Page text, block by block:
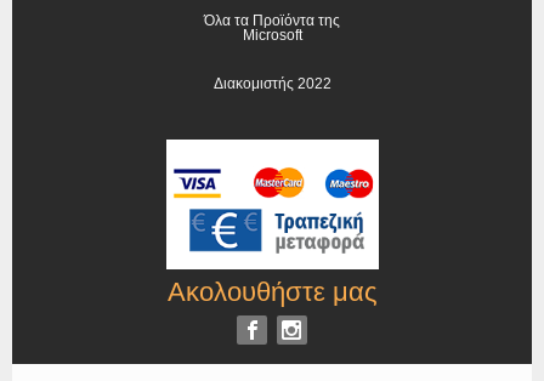
Όλα τα Προϊόντα της
Microsoft
Διακομιστής 2022
Ακολουθήστε μας